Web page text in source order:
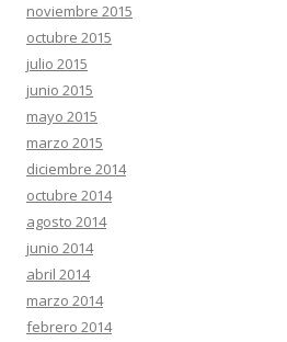
noviembre 2015
octubre 2015
julio 2015
junio 2015
mayo 2015
marzo 2015
diciembre 2014
octubre 2014
agosto 2014
junio 2014
abril 2014
marzo 2014
febrero 2014